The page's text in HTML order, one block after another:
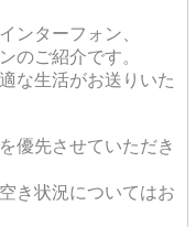
ンターフォン、
のご紹介です。
な生活がお送りいた
優先させていただき
き状況についてはお